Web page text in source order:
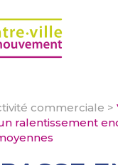
commerciale >
ralentissement